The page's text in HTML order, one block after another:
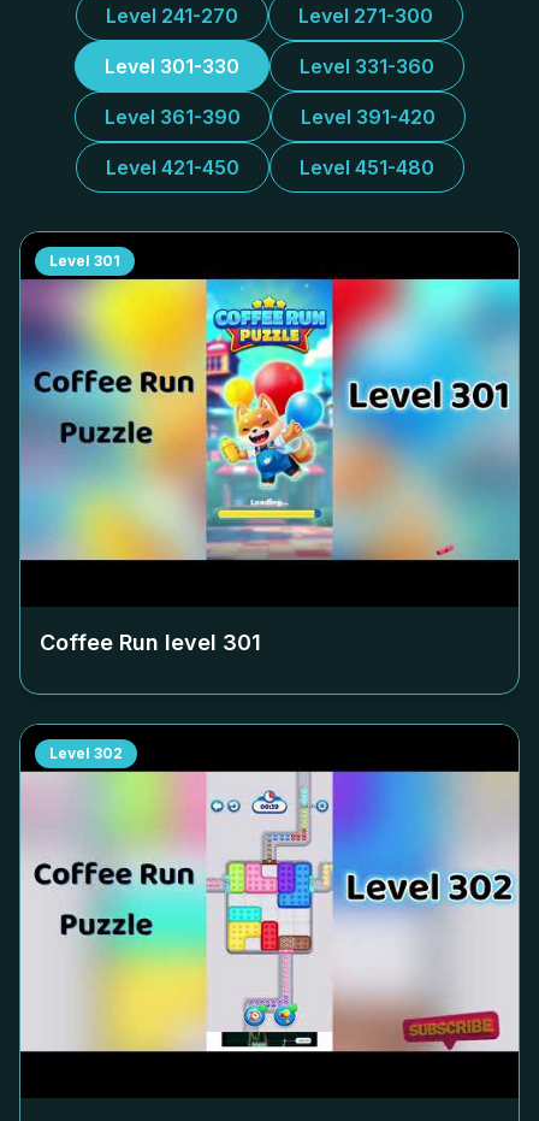
Level 241-270 Level 271-300
Level 301-330 Level 331-360
Level 361-390 Level 391-420
Level 421-450 Level 451-480
Level 301
Coffee Run level 301
Level 302